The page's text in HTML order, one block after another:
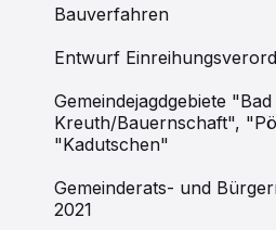
Bauverfahren
Entwurf
Gemeindejagdgebiete
Kreuth/Bauernschaft",
"Kadutschen"
Gemeinderats- und
2021